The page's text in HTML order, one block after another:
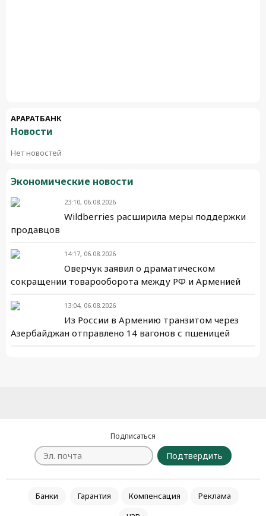
АРАРАТБАНК
Новости
Нет новостей
Экономические новости
23:10, 06.08.2026
Wildberries расширила меры поддержки
продавцов
14:17, 06.08.2026
Оверчук заявил о драматическом
сокращении товарооборота между РФ и Арменией
13:04, 06.08.2026
Из России в Армению транзитом через
Азербайджан отправлено 14 вагонов с пшеницей
Подписаться
Подтвердить
Банки Гарантия Компенсация
Реклама